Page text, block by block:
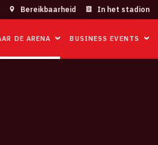
Bereikbaarheid In het stadion
DE ARENA BUSINESS EVENTS